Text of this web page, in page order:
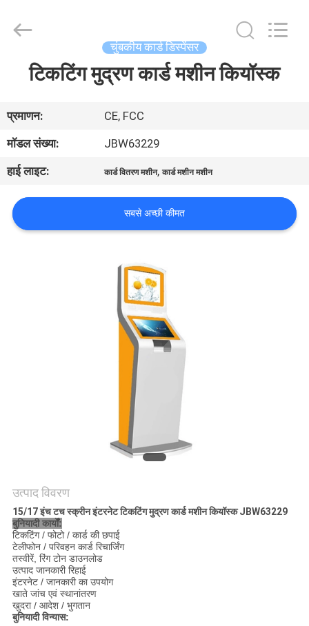
उत्पादों
हमारे
उद्धरण
की
विनती
करे
साइटमैप
Reader
Online
Reserved.
चुंबकीय कार्ड डिस्पेंसर
टिकटिंग मुद्रण कार्ड मशीन कियॉस्क
प्रमाणन:
CE, FCC
मॉडल संख्या:
JBW63229
हाई लाइट:
कार्ड वितरण मशीन,कार्ड मशीन मशीन
सबसे अच्छी कीमत
उत्पाद विवरण
15/17 इंच टच स्क्रीन इंटरनेट टिकटिंग मुद्रण कार्ड मशीन कियॉस्क JBW63229
बुनियादी कार्यों:
टिकटिंग / फोटो / कार्ड की छपाई
टेलीफोन / परिवहन कार्ड रिचार्जिंग
तस्वीरें, रिंग टोन डाउनलोड
उत्पाद जानकारी रिहाई
इंटरनेट / जानकारी का उपयोग
खाते जांच एवं स्थानांतरण
खुदरा / आदेश / भुगतान
बुनियादी विन्यास: